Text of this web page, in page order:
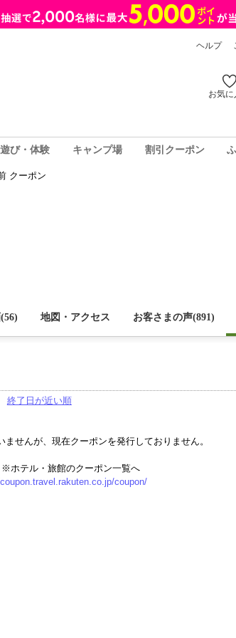
ヘルプ
お気に
遊び・体験 キャンプ場 割引クーポン
クーポン
地図・アクセス お客さまの声(891)
終了日が近い順
ませんが、現在クーポンを発行しておりません。
※ホテル・旅館のクーポン一覧へ
coupon/